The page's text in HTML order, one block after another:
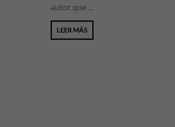
autor que ...
LEER MÁS